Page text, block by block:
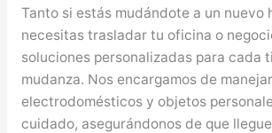
Tanto si estás mudándote a un nuevo
necesitas trasladar tu oficina o
soluciones personalizadas para cada
mudanza. Nos encargamos de
electrodomésticos y objetos
cuidado, asegurándonos de que